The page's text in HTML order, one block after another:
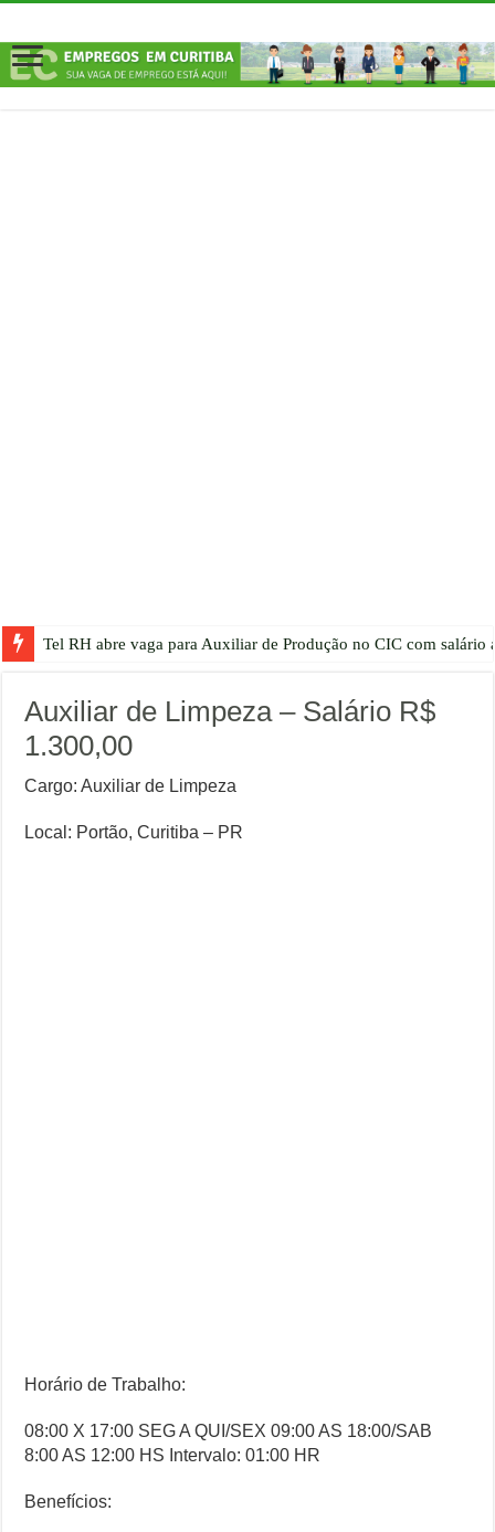
Tel RH abre vaga para Auxiliar de Produção no CIC com salário
Auxiliar de Limpeza – Salário R$
1.300,00
Cargo: Auxiliar de Limpeza
Local: Portão, Curitiba – PR
Horário de Trabalho:
08:00 X 17:00 SEG A QUI/SEX 09:00 AS 18:00/SAB
8:00 AS 12:00 HS Intervalo: 01:00 HR
Benefícios: